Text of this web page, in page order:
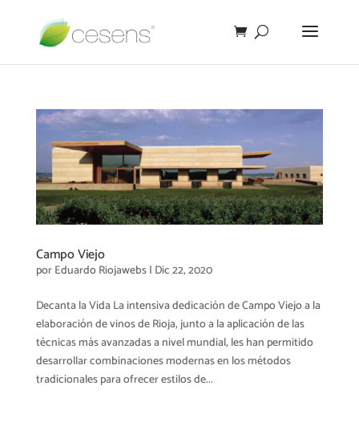
Campo Viejo
porEduardo Riojawebs| Dic 22, 2020
Decanta la Vida La intensiva dedicación de Campo Viejo a la
elaboración de vinos de Rioja, junto a la aplicación de las
técnicas más avanzadas a nivel mundial, les han permitido
desarrollar combinaciones modernas en los métodos
tradicionales para ofrecer estilos de...